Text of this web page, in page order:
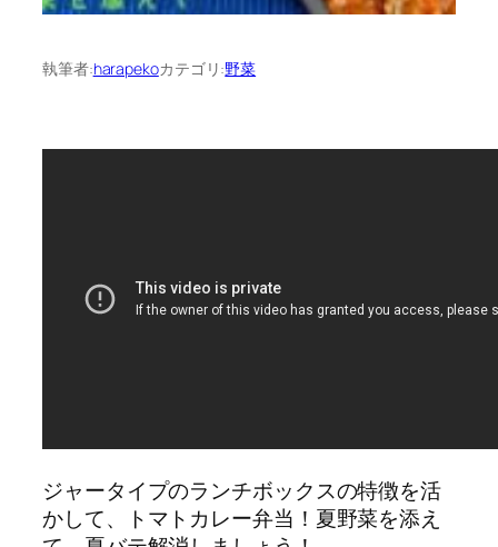
執筆者:harapekoカテゴリ:野菜
ジャータイプのランチボックスの特徴を活
かして、トマトカレー弁当！夏野菜を添え